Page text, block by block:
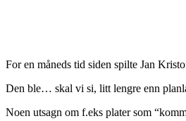
For en måneds tid siden spilte Jan
Den ble… skal vi si, litt lengre enn
Noen utsagn om f.eks plater som